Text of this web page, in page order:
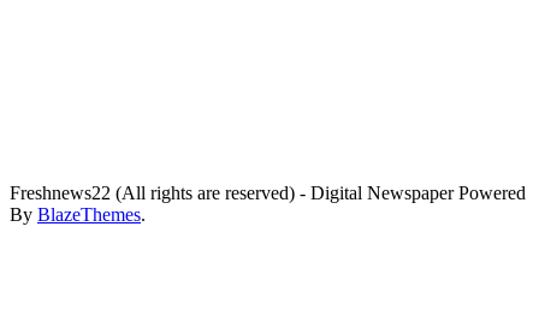
Freshnews22 (All rights are reserved) - Digital Newspaper Powered
By BlazeThemes.